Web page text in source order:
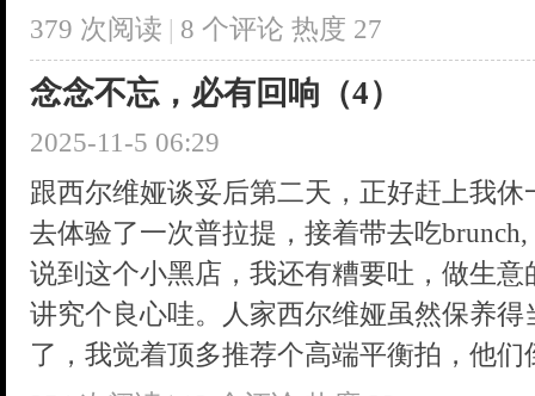
379 次阅读 | 8 个评论 热度 27
念念不忘，必有回响（4）
2025-11-5 06:29
跟西尔维娅谈妥后第二天，正好赶上我
去体验了一次普拉提，接着带去吃
说到这个小黑店，我还有糟要吐，做生
讲究个良心哇。人家西尔维娅虽然保养
了，我觉着顶多推荐个高端平衡拍，他们